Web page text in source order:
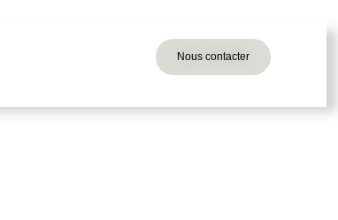
Nous contacter